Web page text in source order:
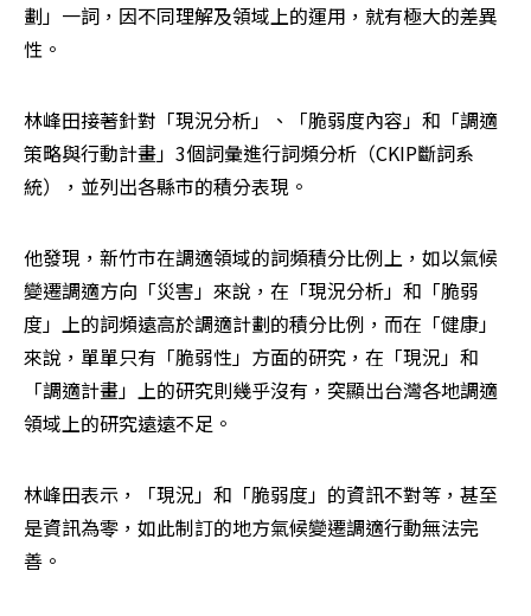
劃」一詞，因不同理解及領域上的運用，就有極大的差異
性。
林峰田接著針對「現況分析」、「脆弱度內容」和「調適
策略與行動計畫」3個詞彙進行詞頻分析（CKIP斷詞系
統），並列出各縣市的積分表現。
他發現，新竹市在調適領域的詞頻積分比例上，如以氣候
變遷調適方向「災害」來說，在「現況分析」和「脆弱
度」上的詞頻遠高於調適計劃的積分比例，而在「健康」
來說，單單只有「脆弱性」方面的研究，在「現況」和
「調適計畫」上的研究則幾乎沒有，突顯出台灣各地調適
領域上的研究遠遠不足。
林峰田表示，「現況」和「脆弱度」的資訊不對等，甚至
是資訊為零，如此制訂的地方氣候變遷調適行動無法完
善。